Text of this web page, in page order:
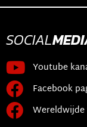
SOCIAL
Youtube
Facebook